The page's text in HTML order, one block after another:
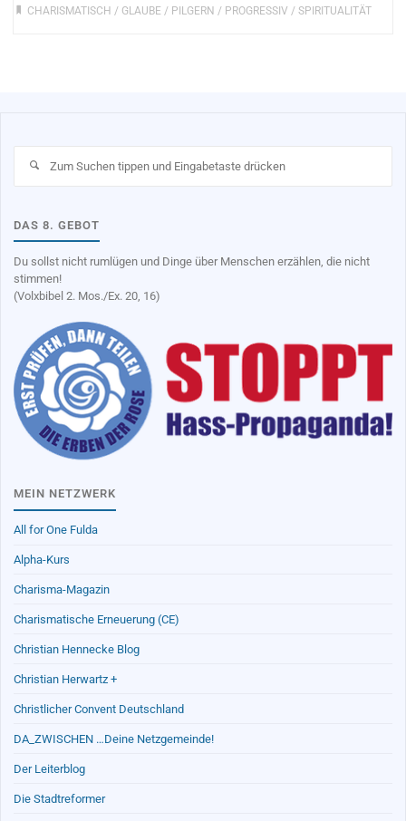
CHARISMATISCH / GLAUBE/ PILGERN / PROGRESSIV / SPIRITUALITÄT
DAS 8. GEBOT
Du sollst nicht rumlügen und Dinge über Menschen erzählen, die nicht
stimmen!
(Volxbibel 2. Mos./Ex. 20, 16)
MEIN NETZWERK
All for One Fulda
Alpha-Kurs
Charisma-Magazin
Charismatische Erneuerung (CE)
Christian Hennecke Blog
Christian Herwartz +
Christlicher Convent Deutschland
DA_ZWISCHEN …Deine Netzgemeinde!
Der Leiterblog
Die Stadtreformer